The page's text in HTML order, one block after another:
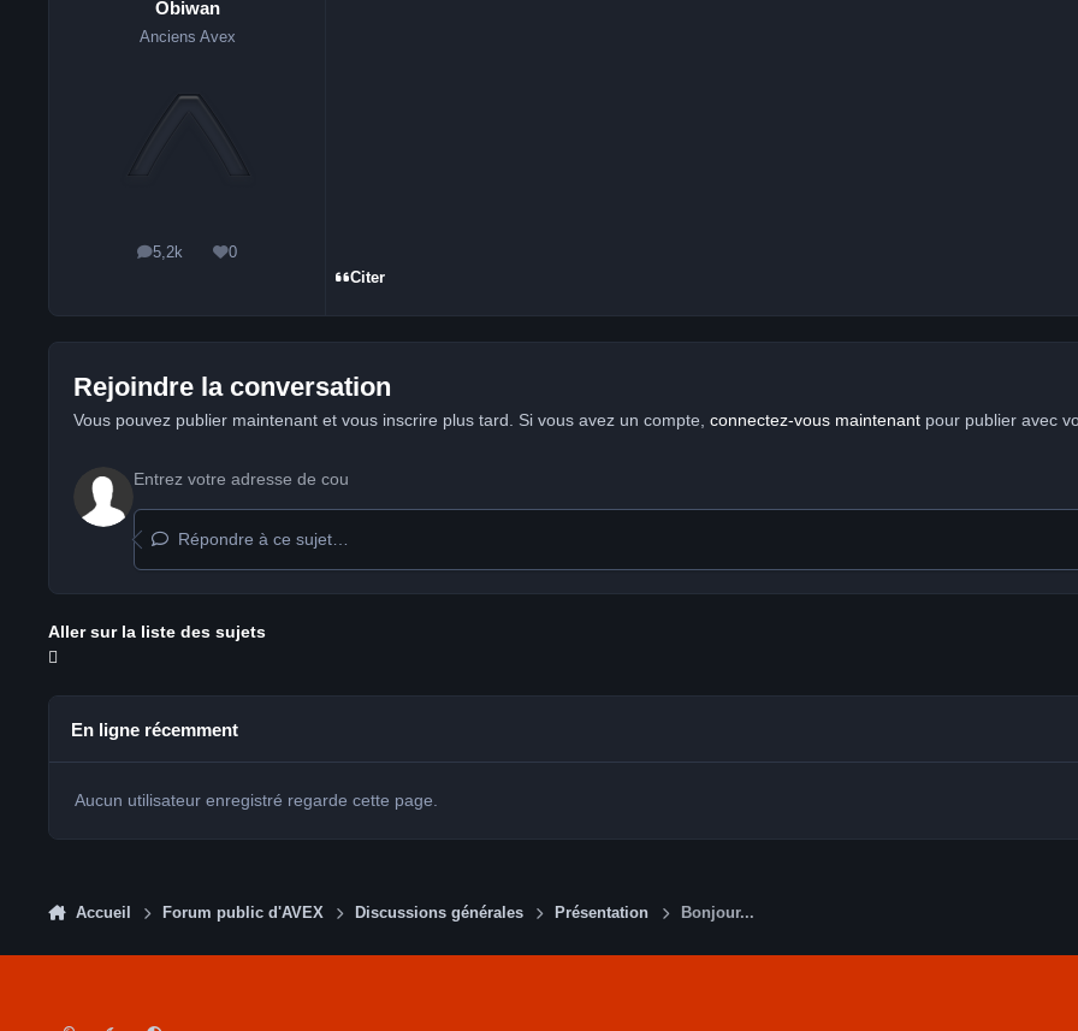
Obiwan
Anciens Avex
5,2k
messages0
Réputation
Citer
Rejoindre la conversation
Vous pouvez publier maintenant et vous inscrire plus tard. Si vous avez un compte, connectez-vous maintenantpour publier avec
Répondre à ce sujet…
Aller sur la liste des sujets
En ligne récemment
Aucun utilisateur enregistré regarde cette page.
Accueil Forum public d'AVEX Discussions générales Présentation Bonjour...
Light ModeDark ModeSystem Preference